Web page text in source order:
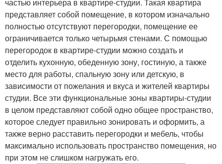
частью интерьера в квартире-студии. Такая квартира
представляет собой помещение, в котором изначально
полностью отсутствуют перегородки, помещение ее
ограничивается только четырьмя стенами. С помощью
перегородок в квартире-студии можно создать и
отделить кухонную, обеденную зону, гостиную, а также
место для работы, спальную зону или детскую, в
зависимости от пожелания и вкуса и жителей квартиры
студии. Все эти функциональные зоны квартиры-студии
в целом представляют собой одно общее пространство,
которое следует правильно зонировать и оформить, а
также верно расставить перегородки и мебель, чтобы
максимально использовать пространство помещения, но
при этом не слишком нагружать его.